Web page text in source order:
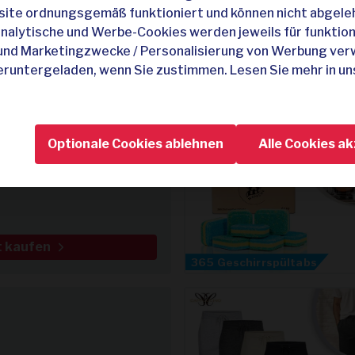
kaufen
365 Geschirrspültabs
ordnungsgemäß funktioniert und können nicht
und Werbe-Cookies werden jeweils für
Marketingzwecke / Personalisierung von Werbung
wenn Sie zustimmen. Lesen Sie mehr in
Optionale Cookies ablehnen Alle Cookies